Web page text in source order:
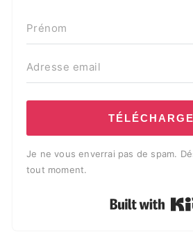
Je ne vous enverrai pas de spam.
tout moment.